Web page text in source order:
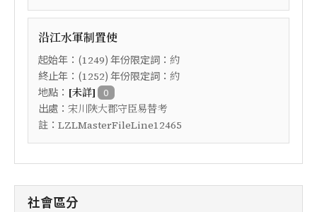
沿江水軍制置使
起始年：(1249) 年份限定詞： 約
終止年：(1252) 年份限定詞： 約
地點： [未詳] 0
出處： 宋川陝大郡守臣易替考
註： LZLMasterFileLine12465
社會區分